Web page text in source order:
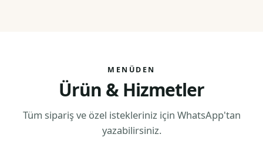
MENÜDEN
Ürün & Hizmetler
Tüm sipariş ve özel istekleriniz için WhatsApp'tan
yazabilirsiniz.